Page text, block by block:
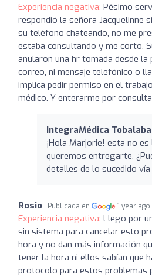
Experiencia negativa: Pésimo
respondió la señora Jacquelinne
su teléfono chateando, no me
estaba consultando y me corto.
anularon una hr tomada desde la
correo, ni mensaje telefónico o
implica pedir permiso en el
médico. Y enterarme por
IntegraMédica Tobalaba
¡Hola Marjorie! esta no es
queremos entregarte.
detalles de lo sucedido
Rosio Publicada en 1 year ago
Experiencia negativa: Llego por
sin sistema para cancelar esto
hora y no dan más información
tener la hora ni ellos sabían que
protocolo para estos problemas